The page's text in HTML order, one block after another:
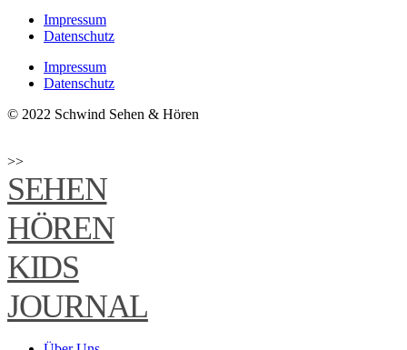
Impressum
Datenschutz
Impressum
Datenschutz
© 2022 Schwind Sehen & Hören
>>
SEHEN
HÖREN
KIDS
JOURNAL